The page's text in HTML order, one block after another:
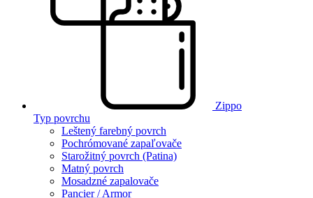
Zippo
Typ povrchu
Leštený farebný povrch
Pochrómované zapaľovače
Starožitný povrch (Patina)
Matný povrch
Mosadzné zapalovače
Pancier / Armor